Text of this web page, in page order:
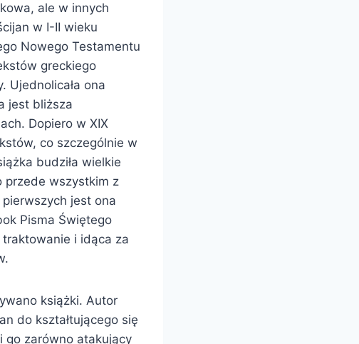
ale w innych
w I-II wieku
Nowego Testamentu
greckiego
Ujednolicała ona
jest bliższa
Dopiero w XIX
co szczególnie w
budziła wielkie
przede wszystkim z
jest ona
Pisma Świętego
i idąca za
książki. Autor
do kształtującego się
go zarówno atakujący